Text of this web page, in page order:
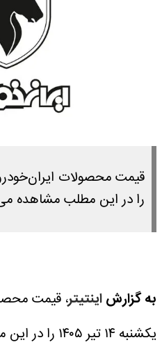
را در این مطلب مشاهده
به گزارشاینتیتر، قیمت
یکشنبه ۱۴ تیر ۱۴۰۵ را در این مطلب مشاهده می کنید.